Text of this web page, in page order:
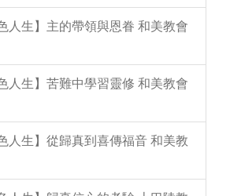
人生】主的帶領與恩眷 和美教會
人生】苦難中學習靈修 和美教會
人生】從歸真到喜傳福音 和美教